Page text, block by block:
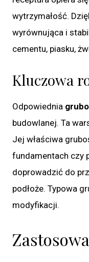
wytrzymałość.
wyrównująca i
cementu, piasku,
Kluczowa
Odpowiednia
budowlanej. Ta
Jej właściwa
fundamentach czy
doprowadzić do
podłoże. Typowa
modyfikacji.